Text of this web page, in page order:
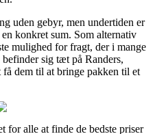
uden gebyr, men undertiden er
konkret sum. Som alternativ
mulighed for fragt, der i mange
sig tæt på Randers,
dem til at bringe pakken til et
for alle at finde de bedste priser